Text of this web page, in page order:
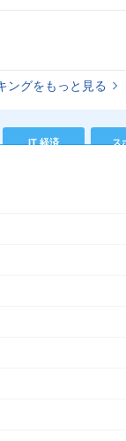
ングをもっと見る
IT 経済 ス